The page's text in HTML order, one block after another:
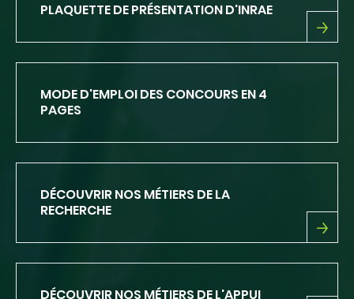
PLAQUETTE DE PRÉSENTATION D'INRAE
PLAQUETTE
MODE D'EMPLOI DES CONCOURS EN 4
PAGES
DÉCOUVRIR NOS MÉTIERS DE LA
RECHERCHE
DÉCOUVRIR
DE
DÉCOUVRIR NOS MÉTIERS DE L'APPUI